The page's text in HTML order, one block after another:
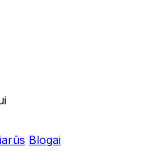
Blogai